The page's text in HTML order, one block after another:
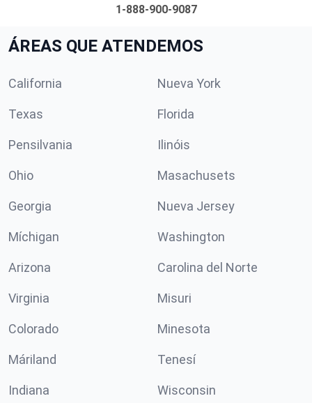
1-888-900-9087
ÁREAS QUE ATENDEMOS
California Nueva York
Texas Florida
Pensilvania Ilinóis
Ohio Masachusets
Georgia Nueva Jersey
Míchigan Washington
Arizona Carolina del Norte
Virginia Misuri
Colorado Minesota
Máriland Tenesí
Indiana Wisconsin